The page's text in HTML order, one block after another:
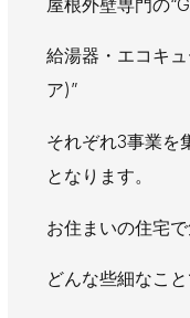
屋根外壁専門の
給湯器・エコキ
ア)”
それぞれ3事業を
となります。
お住まいの住宅
どんな些細なこ